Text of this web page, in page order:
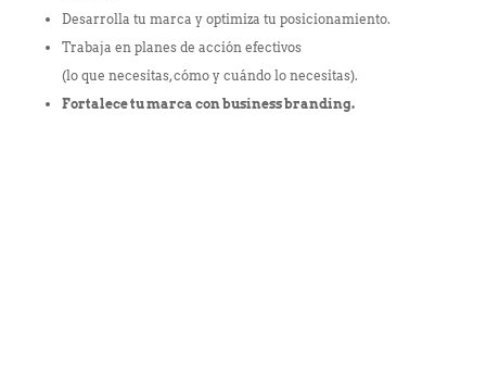
Desarrolla tu marca y optimiza tu posicionamiento.
Trabaja en planes de acción efectivos
(lo que necesitas, cómo y cuándo lo necesitas).
Fortalece tu marca con business branding.